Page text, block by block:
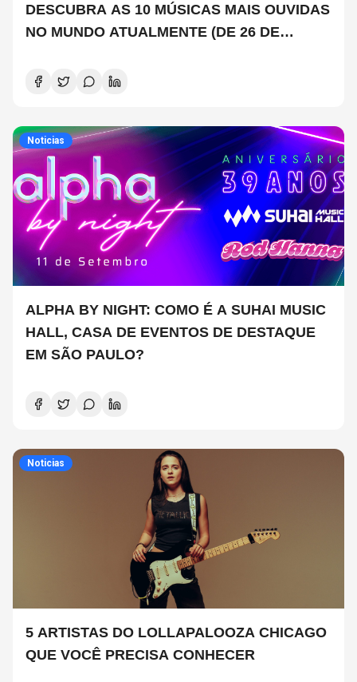
DESCUBRA AS 10 MÚSICAS MAIS OUVIDAS
NO MUNDO ATUALMENTE (DE 26 DE
Noticias
ALPHA BY NIGHT: COMO É A SUHAI MUSIC
HALL, CASA DE EVENTOS DE DESTAQUE
EM SÃO PAULO?
Noticias
5 ARTISTAS DO LOLLAPALOOZA CHICAGO
QUE VOCÊ PRECISA CONHECER